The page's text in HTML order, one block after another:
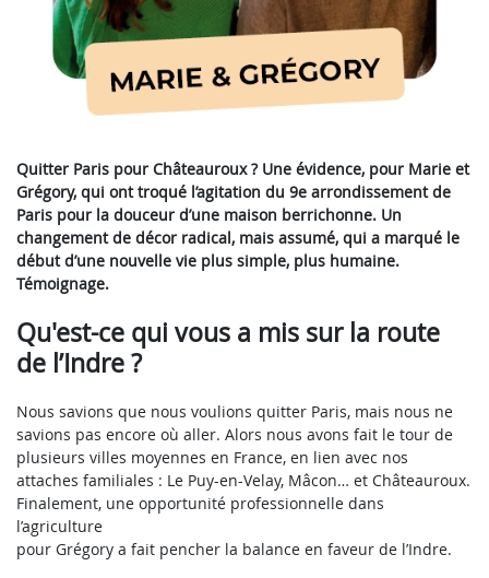
Quitter Paris pour Châteauroux ? Une évidence, pour Marie et
Grégory, qui ont troqué l’agitation du 9e arrondissement de
Paris pour la douceur d’une maison berrichonne. Un
changement de décor radical, mais assumé, qui a marqué le
début d’une nouvelle vie plus simple, plus humaine.
Témoignage.
Qu'est-ce qui vous a mis sur la route
de l’Indre ?
Nous savions que nous voulions quitter Paris, mais nous ne
savions pas encore où aller. Alors nous avons fait le tour de
plusieurs villes moyennes en France, en lien avec nos
attaches familiales : Le Puy-en-Velay, Mâcon… et Châteauroux.
Finalement, une opportunité professionnelle dans
l’agriculture
pour Grégory a fait pencher la balance en faveur de l’Indre.